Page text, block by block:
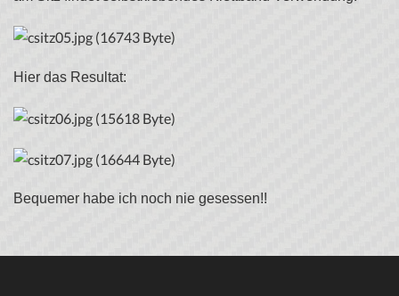
Hier das Resultat:
Bequemer habe ich noch nie gesessen!!